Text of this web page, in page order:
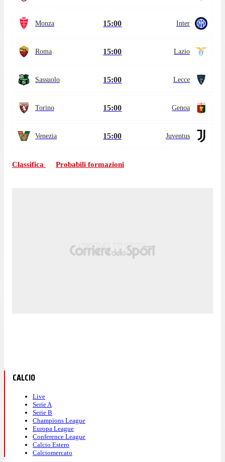
Monza 15:00 Inter
Roma 15:00 Lazio
Sassuolo 15:00 Lecce
Torino 15:00 Genoa
Venezia 15:00 Juventus
Classifica Probabili formazioni
CALCIO
Live
Serie A
Serie B
Champions League
Europa League
Conference League
Calcio Estero
Calciomercato